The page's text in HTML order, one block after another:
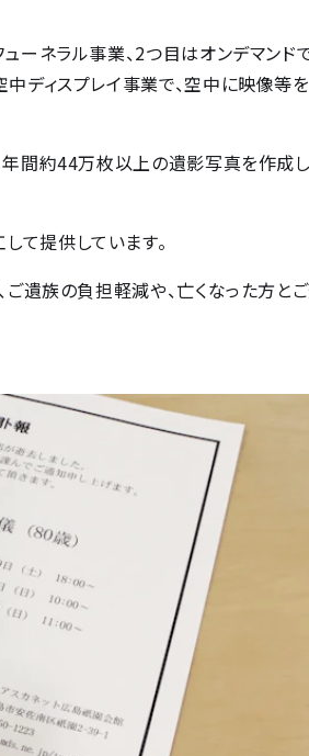
ーネラル事業、2つ目はオンデマンド
ディスプレイ事業で、空中に映像等
間約44万枚以上の遺影写真を作成し
て提供しています。
ご遺族の負担軽減や、亡くなった方と